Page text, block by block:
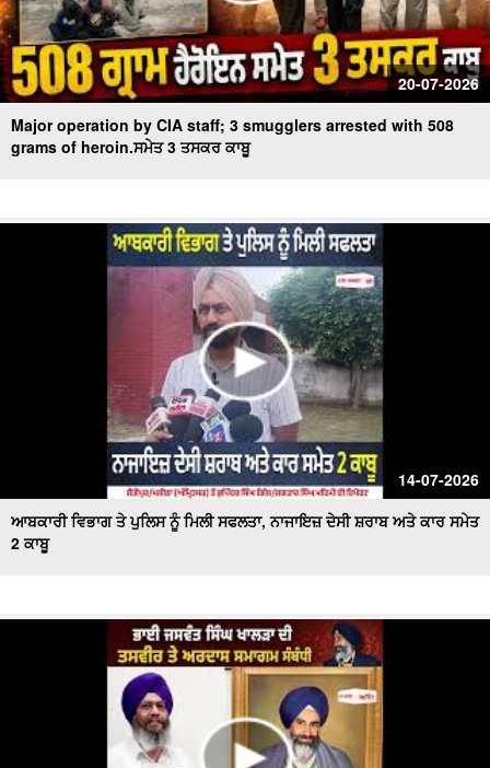
20-07-2026
Major operation by CIA staff; 3 smugglers arrested with 508
grams of heroin.ਸਮੇਤ 3 ਤਸਕਰ ਕਾਬੂ
14-07-2026
ਆਬਕਾਰੀ ਵਿਭਾਗ ਤੇ ਪੁਲਿਸ ਨੂੰ ਮਿਲੀ ਸਫਲਤਾ, ਨਾਜਾਇਜ਼ ਦੇਸੀ ਸ਼ਰਾਬ ਅਤੇ ਕਾਰ ਸਮੇਤ
2 ਕਾਬੂ